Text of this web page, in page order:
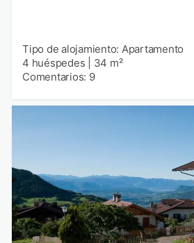
Tipo de alojamiento: Apartamento
4 huéspedes
34 m²
Comentarios: 9